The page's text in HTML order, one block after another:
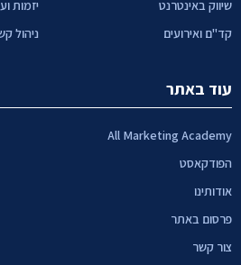
שיווק באינטרנט
קד"ם ואירועים
יזמות
ניהול
עוד באתר
All Marketing Academy
הפודקאסט
אודותינו
פרסום באתר
צור קשר